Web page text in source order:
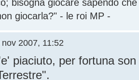
bisogna giocare sapendo
giocarla?" - le roi MP -
nov 2007, 11:52
piaciuto, per fortuna